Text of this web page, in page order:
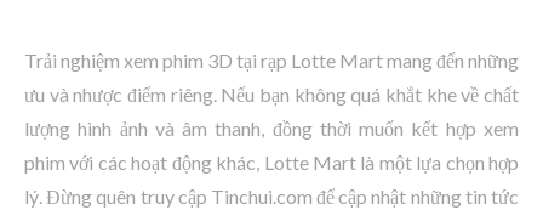
Trải nghiệm xem phim 3D tại rạp Lotte Mart mang đến những
ưu và nhược điểm riêng. Nếu bạn không quá khắt khe về chất
lượng hình ảnh và âm thanh, đồng thời muốn kết hợp xem
phim với các hoạt động khác, Lotte Mart là một lựa chọn hợp
lý. Đừng quên truy cập Tinchui.com để cập nhật những tin tức